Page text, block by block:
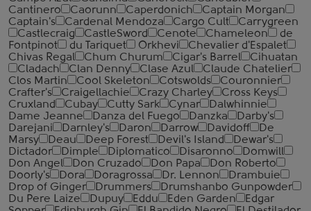
Cantinero
Caorunn Caperdonich
Captain Morgan
Captain's
Cardenal Mendoza Cargo Cult
Carrygreen
Castlecraig
CastleSword Cenote Chameleon
de
Fontpinot
du Tariquet Orkhevi
Chevalier d'Espalet
Chivas Regal
Chum Churum Cigar's Barrel
Cihuatan
Cladach
Clan Denny Clase Azul
Claude Chatelier
Clos Martin
Cool Skeleton Cotswolds
Couronnier
Crafter's
Craigellachie Crazy Charley
Cross Keys
Cruxland
Cubay Cutty Sark Cynar
Dalwhinnie
Dame Jeanne
Danza del Fuego Danzka
Darby's
Darejani
Darnley's Daron Darrow Davidoff
De
Marsy
Deau Deep Forest Devil's Island
Dewar's
Dictador
Dimple Diplomatico Disaronno
Domwill
Don Angel
Don Cruzado Don Papa
Don Roberto
Doorly's
Dora Doragrossa Dr. Lennon
Drambuie
Drop of Ginger
Drummers
Drumshanbo Gunpowder
Du Pere Laize
Dupuy Eddu Eden Garden
Edgar